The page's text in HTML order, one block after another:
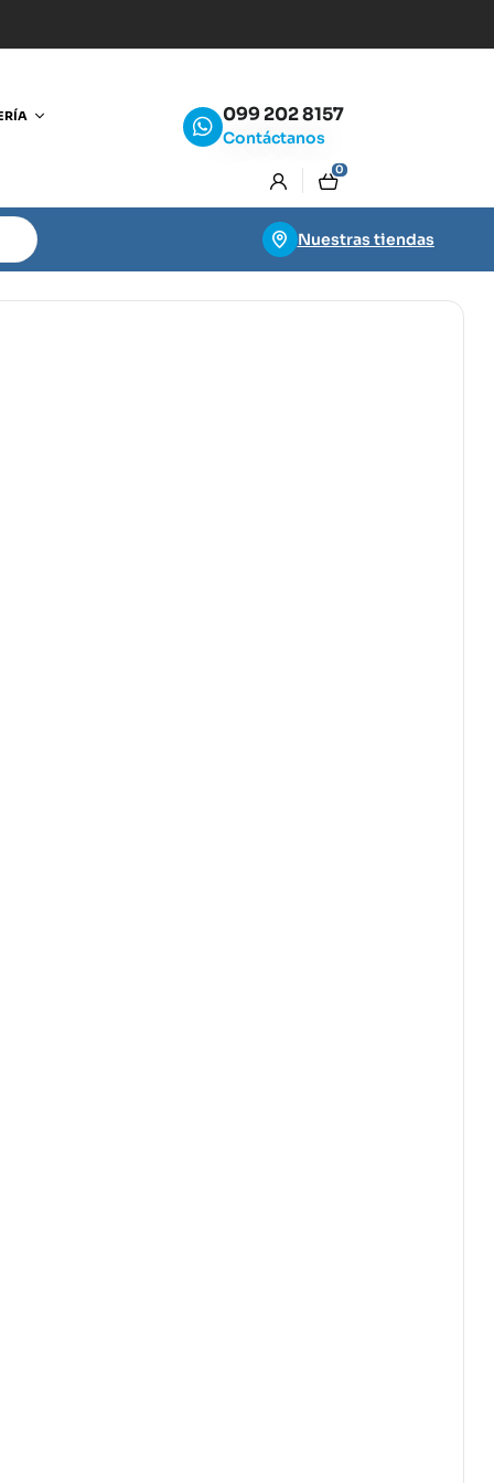
099 202 8157
Contáctanos
0
Nuestras tiendas